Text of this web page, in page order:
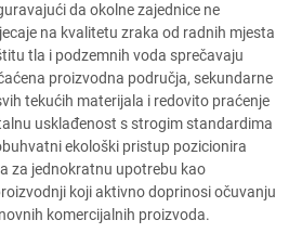
da okolne zajednice ne
na kvalitetu zraka od radnih mjesta
tla i podzemnih voda sprečavaju
proizvodna područja, sekundarne
tekućih materijala i redovito praćenje
usklađenost s strogim standardima
ekološki pristup pozicionira
za jednokratnu upotrebu kao
koji aktivno doprinosi očuvanju
komercijalnih proizvoda.